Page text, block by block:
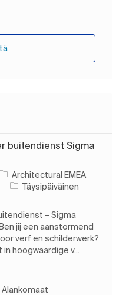
buitendienst Sigma
Architectural EMEA
Työn tyyppi
Täysipäiväinen
– Sigma
jij een aanstormend
verf en schilderwerk?
hoogwaardige v...